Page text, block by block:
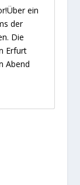
ein
der
Die
Erfurt
Abend